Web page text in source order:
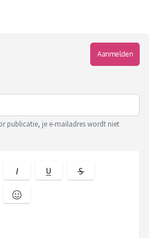
Aanmelden
publicatie, je e-mailadres wordt niet